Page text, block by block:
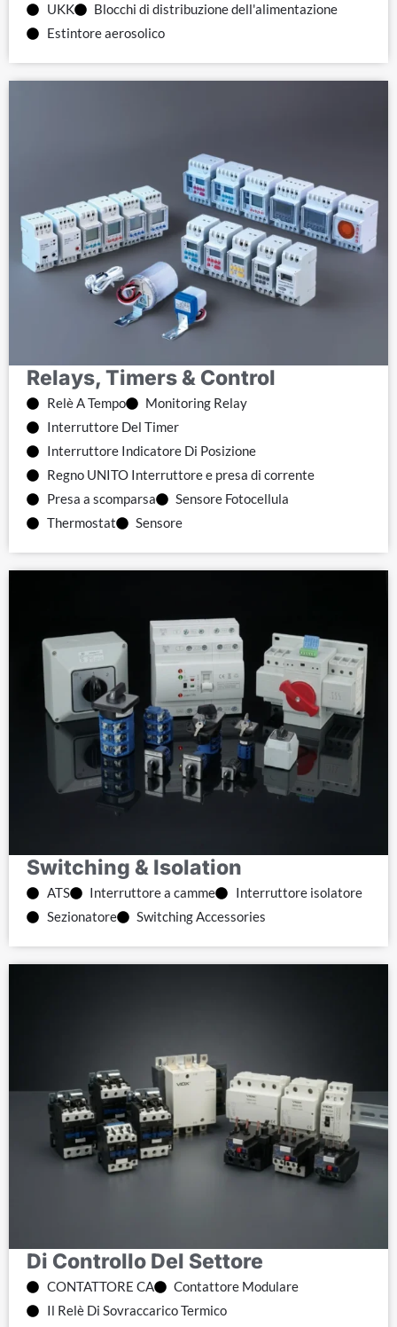
UKK
Blocchi di distribuzione dell'alimentazione
Estintore aerosolico
Relays, Timers & Control
Relè A Tempo
Monitoring Relay
Interruttore Del Timer
Interruttore Indicatore Di Posizione
Regno UNITO Interruttore e presa di corrente
Presa a scomparsa
Sensore Fotocellula
Thermostat
Sensore
Switching & Isolation
ATS Interruttore a camme
Interruttore isolatore
Sezionatore
Switching Accessories
Di Controllo Del Settore
CONTATTORE CA
Contattore Modulare
Il Relè Di Sovraccarico Termico